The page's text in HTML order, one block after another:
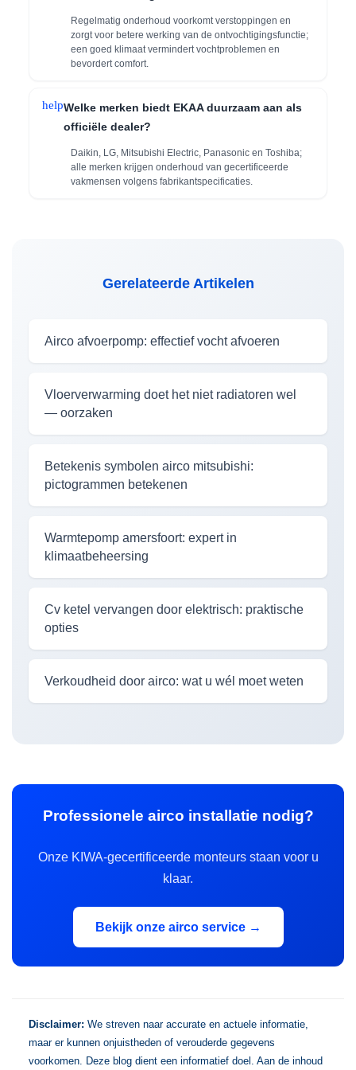
Regelmatig onderhoud voorkomt verstoppingen en
zorgt voor betere werking van de ontvochtigingsfunctie;
een goed klimaat vermindert vochtproblemen en
bevordert comfort.
helpWelke merken biedt EKAA duurzaam aan als
officiële dealer?
Daikin, LG, Mitsubishi Electric, Panasonic en Toshiba;
alle merken krijgen onderhoud van gecertificeerde
vakmensen volgens fabrikantspecificaties.
Gerelateerde Artikelen
Airco afvoerpomp: effectief vocht afvoeren
Vloerverwarming doet het niet radiatoren wel
— oorzaken
Betekenis symbolen airco mitsubishi:
pictogrammen betekenen
Warmtepomp amersfoort: expert in
klimaatbeheersing
Cv ketel vervangen door elektrisch: praktische
opties
Verkoudheid door airco: wat u wél moet weten
Professionele airco installatie nodig?
Onze KIWA-gecertificeerde monteurs staan voor u
klaar.
Bekijk onze airco service →
Disclaimer: We streven naar accurate en actuele informatie,
maar er kunnen onjuistheden of verouderde gegevens
voorkomen. Deze blog dient een informatief doel. Aan de inhoud